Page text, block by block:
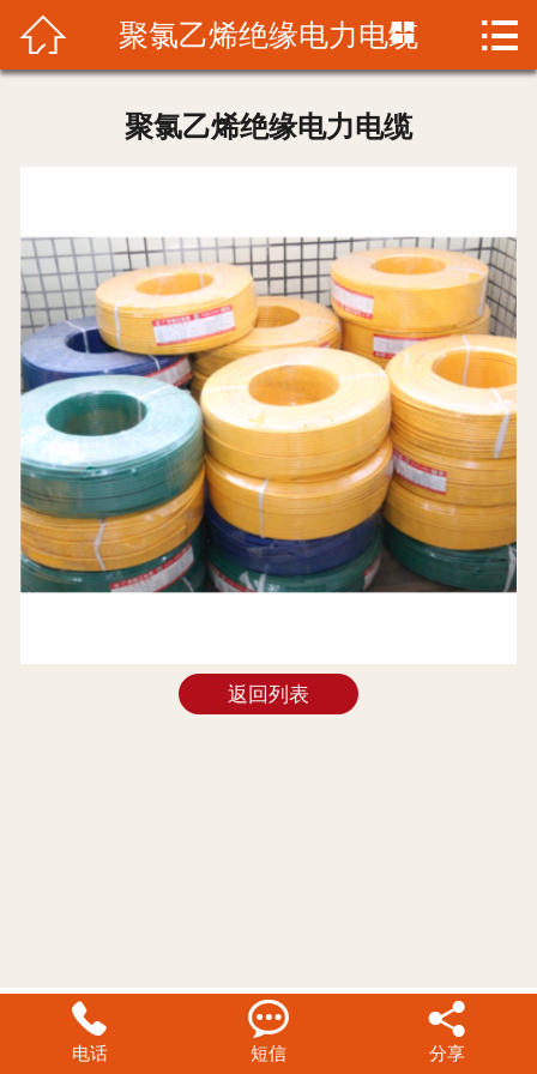
 首页
案例展示
生产能力
联系电话
 聚氯乙烯绝缘电力电缆
 
聚氯乙烯绝缘电力电缆
返回列表

电话

短信

分享